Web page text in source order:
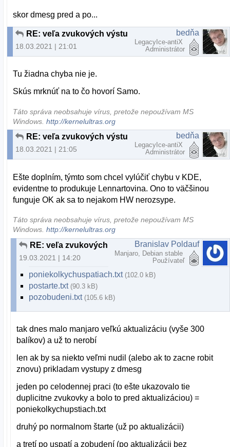
skor dmesg pred a po...
18.03.2021 | 21:01
bedňa
LegacyIce-antiX
Administrátor
Tu žiadna chyba nie je.
Skús mrknúť na to čo hovorí Samo.
Táto správa neobsahuje vírus, pretože nepoužívam MS
Windows.http://kernelultras.org
18.03.2021 | 21:05
bedňa
LegacyIce-antiX
Administrátor
Ešte doplním, týmto som chcel vylúčiť chybu v KDE,
evidentne to produkuje Lennartovina. Ono to väčšinou
funguje OK ak sa to nejakom HW nerozsype.
Táto správa neobsahuje vírus, pretože nepoužívam MS
Windows.http://kernelultras.org
RE: veľa zvukových výstupov (duplicitných)
19.03.2021 | 14:20
Branislav Poldauf
Manjaro, Debian stable
Používateľ
poniekolkychuspatiach.txt (102.0 kB)
postarte.txt (90.3 kB)
pozobudeni.txt (105.6 kB)
tak dnes malo manjaro veľkú aktualizáciu (vyše 300
balíkov) a už to nerobí
len ak by sa niekto veľmi nudil (alebo ak to zacne robit
znovu) prikladam vystupy z dmesg
jeden po celodennej praci (to ešte ukazovalo tie
duplicitne zvukovky a bolo to pred aktualizáciou) =
poniekolkychupstiach.txt
druhý po normalnom štarte (už po aktualizácii)
a tretí po uspatí a zobudení (po aktualizácii bez